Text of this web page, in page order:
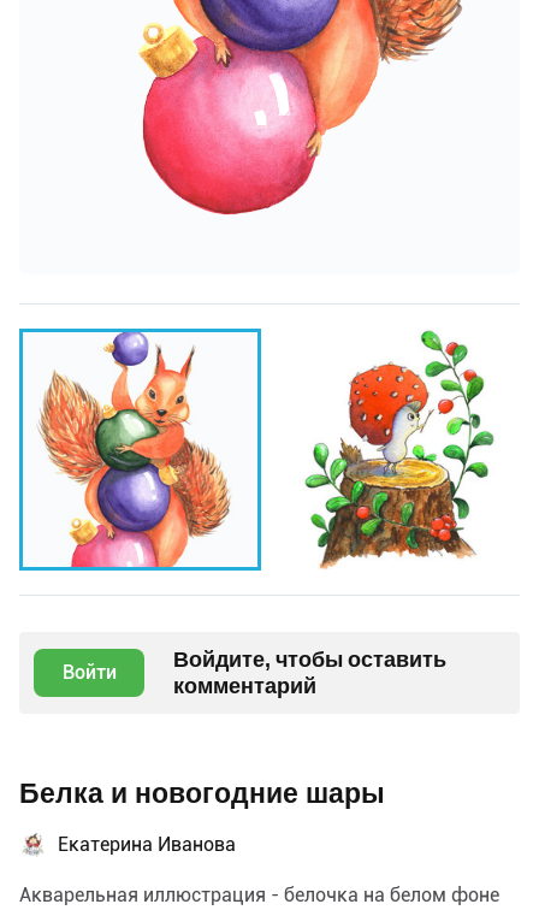
Войти
Войдите, чтобы оставить
комментарий
Белка и новогодние шары
Екатерина Иванова
Акварельная иллюстрация - белочка на белом фоне